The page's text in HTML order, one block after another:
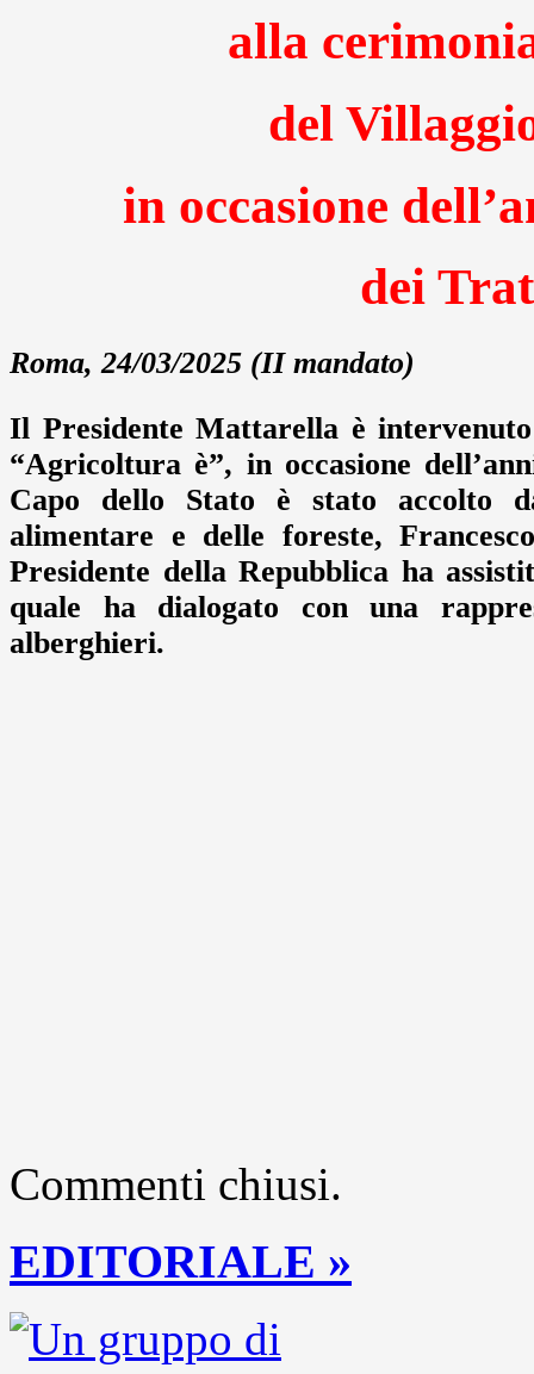
alla
del
in occasione
dei
Roma, 24/03/2025 (II mandato)
Il Presidente Mattarella è
“Agricoltura è”, in occasione
Capo dello Stato è stato accolto
alimentare e delle foreste,
Presidente della Repubblica ha
quale ha dialogato con una
alberghieri.
Commenti chiusi.
EDITORIALE »